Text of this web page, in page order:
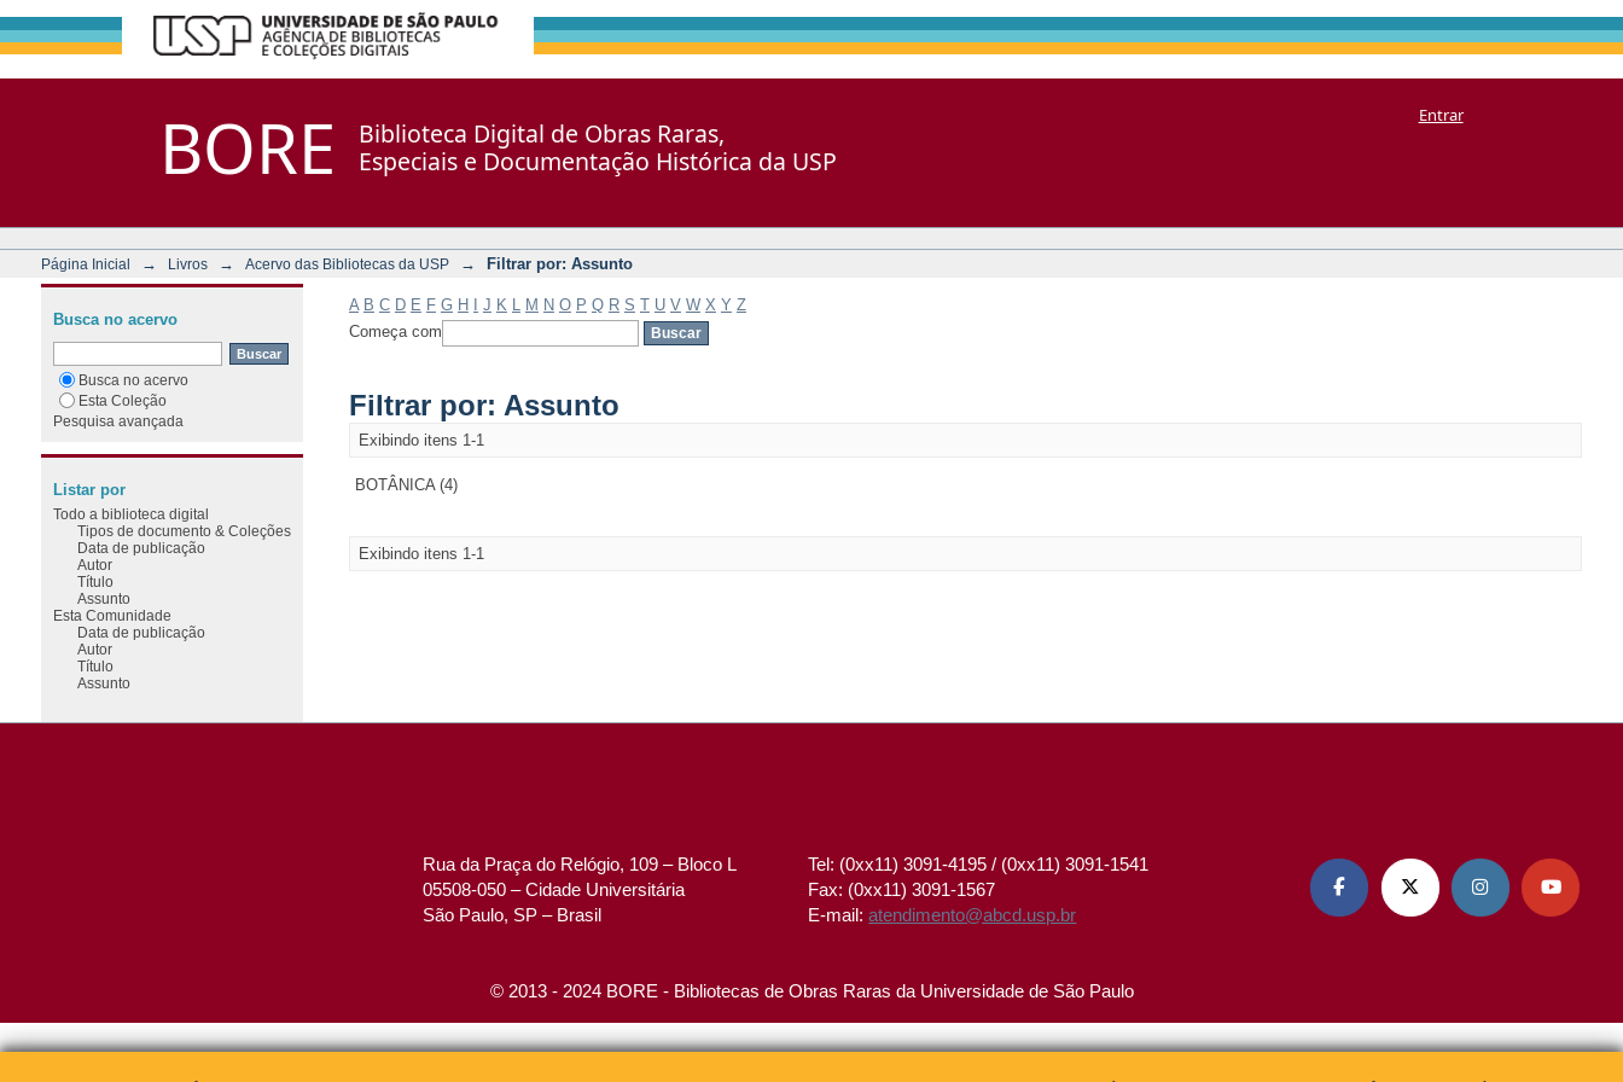
BORE
Biblioteca Digital de Obras Raras,
Especiais e Documentação Histórica da USP
Entrar
Página Inicial → Livros → Acervo das Bibliotecas da USP → Filtrar por: Assunto
A B C D E F G H J K M N O P Q R S T U V W X Y Z
Começa com
Filtrar por: Assunto
Exibindo itens 1-1
BOTÂNICA (4)
Exibindo itens 1-1
Busca no acervo
Busca no acervo
Esta Coleção
Pesquisa avançada
Listar por
Todo a biblioteca digital
Tipos de documento & Coleções
Data de publicação
Autor
Título
Assunto
Esta Comunidade
Data de publicação
Autor
Título
Assunto
Rua da Praça do Relógio, 109 – Bloco L
05508-050 – Cidade Universitária
São Paulo, SP – Brasil
Tel: (0xx11) 3091-4195 / (0xx11) 3091-1541
Fax: (0xx11) 3091-1567
E-mail:atendimento@abcd.usp.br
   
© 2013 - 2024 BORE - Bibliotecas de Obras Raras da Universidade de São Paulo